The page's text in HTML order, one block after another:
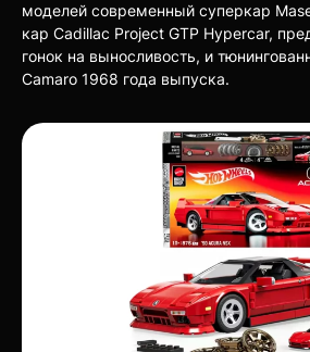
моделей современный суперкар
кар Cadillac Project GTP Hypercar,
гонок на выносливость, и
Camaro 1968 года выпуска.